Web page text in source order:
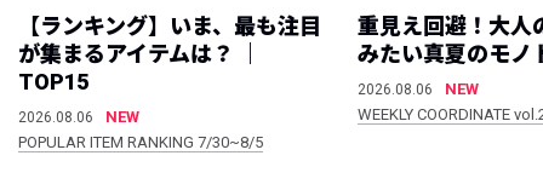
【ランキング】いま、最も注目
が集まるアイテムは？ ｜
TOP15
2026.08.06
NEW
POPULAR ITEM RANKING 7/30~8/5
重見え回避！大人
みたい真夏のモノ
2026.08.06
NEW
WEEKLY COORDINATE